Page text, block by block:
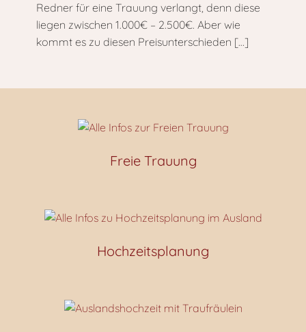
Redner für eine Trauung verlangt, denn diese
liegen zwischen 1.000€ – 2.500€. Aber wie
kommt es zu diesen Preisunterschieden […]
Freie Trauung
Hochzeitsplanung